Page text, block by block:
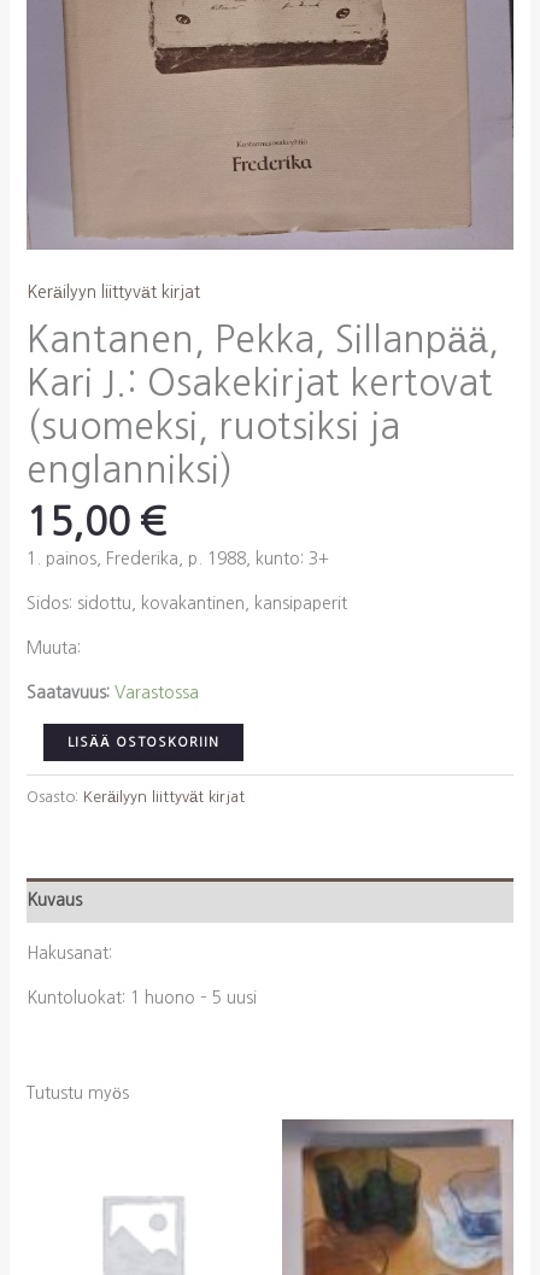
Keräilyyn liittyvät kirjat
Kantanen, Pekka, Sillanpää,
Kari J.: Osakekirjat kertovat
(suomeksi, ruotsiksi ja
englanniksi)
15,00 €
1. painos, Frederika, p. 1988, kunto: 3+
Sidos: sidottu, kovakantinen, kansipaperit
Muuta:
Saatavuus: Varastossa
Kantanen,
Pekka,
Sillanpää,
kertovat
ruotsiksi
LISÄÄ OSTOSKORIIN
Osasto: Keräilyyn liittyvät kirjat
Kuvaus
Hakusanat:
Kuntoluokat: 1 huono – 5 uusi
Tutustu myös